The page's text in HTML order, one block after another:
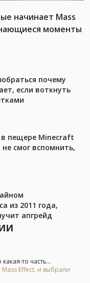
начинает Mass
моменты
почему
если воткнуть
в пещере Minecraft
смог вспомнить,
из 2011 года,
апгрейд
то часть...
Effect, и выбрали